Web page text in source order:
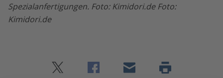
Spezialanfertigungen. Foto: Kimidori.de Foto:
Kimidori.de